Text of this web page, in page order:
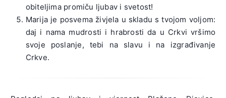
obiteljima promiču ljubav i svetost!
Marija je posvema živjela u skladu s tvojom voljom:
daj i nama mudrosti i hrabrosti da u Crkvi vršimo
svoje poslanje, tebi na slavu i na izgrađivanje
Crkve.